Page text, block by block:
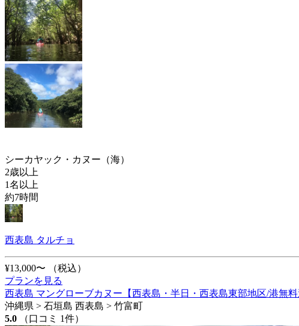
シーカヤック・カヌー（海）
2歳以上
1名以上
約7時間
西表島 タルチョ
¥13,000〜
（税込）
プランを見る
西表島 マングローブカヌー【西表島・半日・西表島東部地区/港無料
沖縄県 > 石垣島 西表島 > 竹富町
5.0
（口コミ 1件）